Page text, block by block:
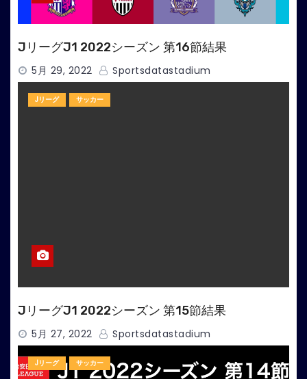
JリーグJ1 2022シーズン 第16節結果
5月 29, 2022 Sportsdatastadium
Jリーグ サッカー
JリーグJ1 2022シーズン 第15節結果
5月 27, 2022 Sportsdatastadium
Jリーグ サッカー